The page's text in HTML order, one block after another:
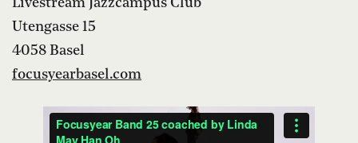
Utengasse 15
4058 Basel
focusyearbasel.com